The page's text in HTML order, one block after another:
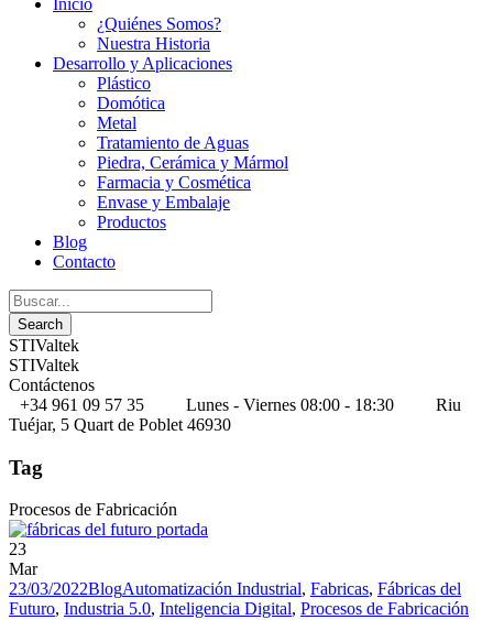
Inicio
¿Quiénes Somos?
Nuestra Historia
Desarrollo y Aplicaciones
Plástico
Domótica
Metal
Tratamiento de Aguas
Piedra, Cerámica y Mármol
Farmacia y Cosmética
Envase y Embalaje
Productos
Blog
Contacto
STIValtek
STIValtek
Contáctenos
+34 961 09 57 35
Lunes - Viernes 08:00 - 18:30
Riu
Tuéjar, 5 Quart de Poblet 46930
Tag
Procesos de Fabricación
23
Mar
23/03/2022BlogAutomatización Industrial, Fabricas, Fábricas del
Futuro, Industria 5.0, Inteligencia Digital, Procesos de Fabricación